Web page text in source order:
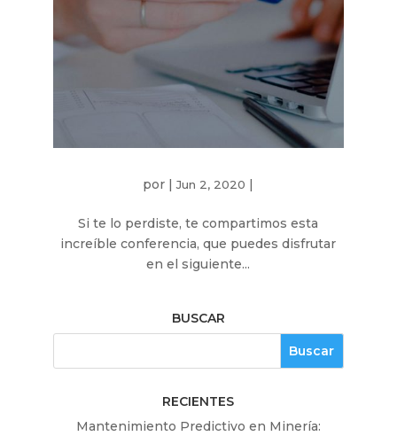
por |Jun 2, 2020 |
Si te lo perdiste, te compartimos esta
increíble conferencia, que puedes disfrutar
en el siguiente...
BUSCAR
RECIENTES
Mantenimiento Predictivo en Minería: